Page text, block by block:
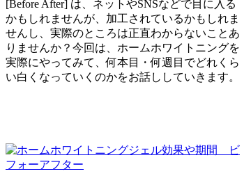
[Before After] は、ネットやSNSなどで目に入る
かもしれませんが、加工されているかもしれま
せんし、実際のところは正直わからないことあ
りませんか？今回は、ホームホワイトニングを
実際にやってみて、何本目・何週目でどれくら
い白くなっていくのかをお話ししていきます。